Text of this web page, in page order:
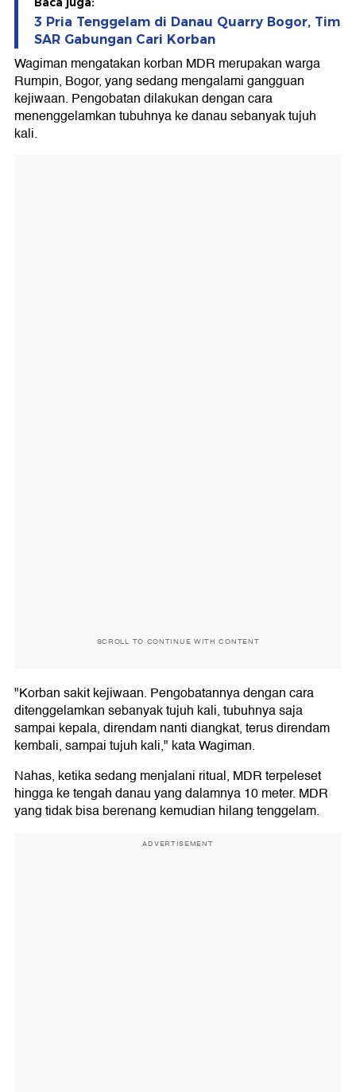
3 Pria Tenggelam di Danau Quarry Bogor, Tim
SAR Gabungan Cari Korban
Wagiman mengatakan korban MDR merupakan warga
Rumpin, Bogor, yang sedang mengalami gangguan
kejiwaan. Pengobatan dilakukan dengan cara
menenggelamkan tubuhnya ke danau sebanyak tujuh
kali.
SCROLL TO CONTINUE WITH CONTENT
"Korban sakit kejiwaan. Pengobatannya dengan cara
ditenggelamkan sebanyak tujuh kali, tubuhnya saja
sampai kepala, direndam nanti diangkat, terus direndam
kembali, sampai tujuh kali," kata Wagiman.
Nahas, ketika sedang menjalani ritual, MDR terpeleset
hingga ke tengah danau yang dalamnya 10 meter. MDR
yang tidak bisa berenang kemudian hilang tenggelam.
ADVERTISEMENT